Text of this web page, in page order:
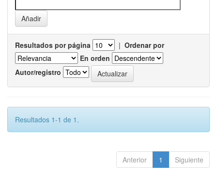
Resultados por página | Ordenar por
En orden
Autor/registro
Resultados 1-1 de 1.
Anterior 1 Siguiente